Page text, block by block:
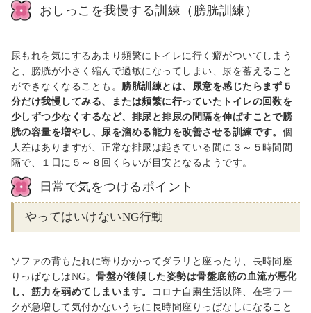
おしっこを我慢する訓練（膀胱訓練）
尿もれを気にするあまり頻繁にトイレに行く癖がついてしまう
と、膀胱が小さく縮んで過敏になってしまい、尿を蓄えること
ができなくなることも 。 膀胱訓練とは、尿意を感じたらまず５
分だけ我慢してみる、または頻繁に行っていたトイレの回数を
少しずつ少なくするなど、 排尿と排尿の間隔を伸ばすことで膀
胱の容量を増やし、尿を溜める能力を改善させる訓練です。 個
人差はありますが、正常な排尿は起きている間に３～５時間間
隔で、１日に５～８回くらいが目安となるようです。
日常で気をつけるポイント
やってはいけないNG行動
ソファの背もたれに寄りかかってダラリと座ったり、長時間座
りっぱなしはNG 。骨盤が後傾した姿勢は骨盤底筋の血流が悪化
し、筋力を弱めてしまいます。
コロナ自粛生活以降、在宅ワー
クが急増して気付かないうちに長時間座りっぱなしになること